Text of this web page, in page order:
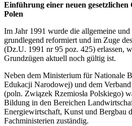
Einführung einer neuen
Polen
Im Jahr 1991 wurde die allgemeine
grundlegend reformiert und im Zuge
(Dz.U. 1991 nr 95 poz. 425) erlassen,
Grundzügen aktuell noch gültig ist.
Neben dem Ministerium für Nationale
Edukacji Narodowej) und dem
(poln. Związek Rzemiosła Polskiego)
Bildung in den Bereichen
Energiewirtschaft, Kunst und Bergbau
Fachministerien zuständig.